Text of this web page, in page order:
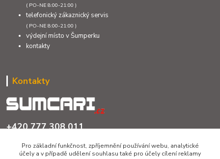
( PO-NE 8:00-21:00 )
telefonický zákaznický servis
( PO-NE 8:00-21:00 )
výdejní místo v Šumperku
kontakty
Kontakty
+420 777 308 011
info@sumcari.cz
Pro základní funkčnost, zpříjemnění používání webu, analytické
účely a v případě udělení souhlasu také pro účely cílení reklamy